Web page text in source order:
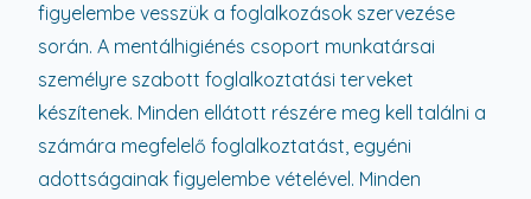
figyelembe vesszük a foglalkozások szervezése
során. A mentálhigiénés csoport munkatársai
személyre szabott foglalkoztatási terveket
készítenek. Minden ellátott részére meg kell találni a
számára megfelelő foglalkoztatást, egyéni
adottságainak figyelembe vételével. Minden